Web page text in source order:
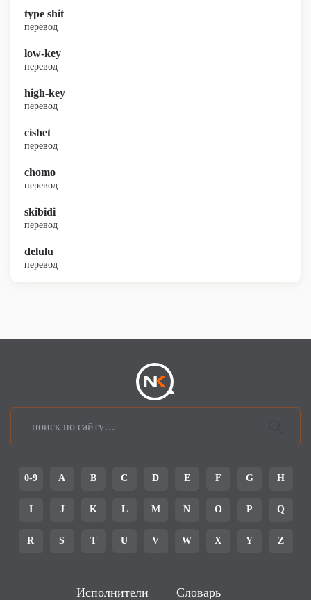
type shit
перевод
low-key
перевод
high-key
перевод
cishet
перевод
chomo
перевод
skibidi
перевод
delulu
перевод
0-9 A B C D E F G H
I J K L M N O P Q
R S T U V W X Y Z
Исполнители Словарь